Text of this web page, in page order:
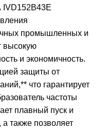
IVD152B43E
промышленных и
высокую
и экономичность.
защиты от
что гарантирует
частоты
плавный пуск и
а также позволяет